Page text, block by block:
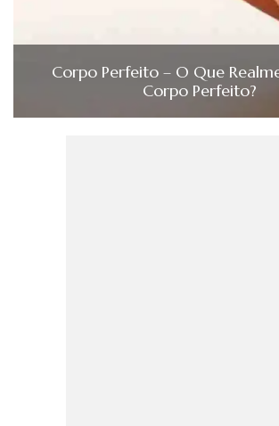
Corpo Perfeito – O Que
Corpo Perfeito?